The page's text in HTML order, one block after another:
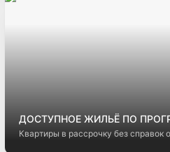
ДОСТУПНОЕ ЖИЛЬЁ ПО
Квартиры в рассрочку без справок